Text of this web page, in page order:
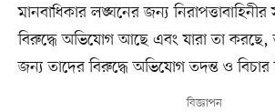
মানবাধিকার লঙ্ঘনের জন্য
বিরুদ্ধে অভিযোগ আছে এবং যারা তা করছে,
জন্য তাদের বিরুদ্ধে অভিযোগ তদন্ত ও বিচার